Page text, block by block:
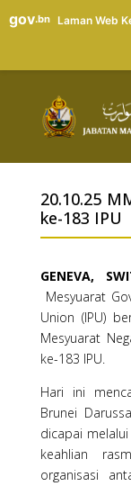
gov.bn Laman Web
20.10.25
ke-183 IPU
GENEVA,
Mesyuarat
Union (IPU)
Mesyuarat
ke-183 IPU.
Hari ini
Brunei
dicapai
keahlian
organisasi